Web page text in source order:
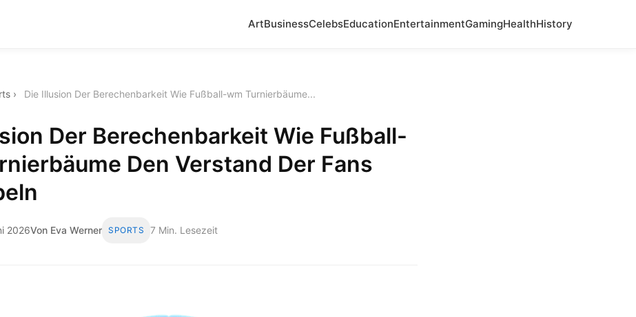
ArtBusinessCelebsEducationEntertainmentGamingHealthHistory
› Die Illusion Der Berechenbarkeit Wie Fußball-wm Turnierbäume...
Der Berechenbarkeit Wie Fußball-
Den Verstand Der Fans
2026Von Eva Werner SPORTS 7 Min. Lesezeit